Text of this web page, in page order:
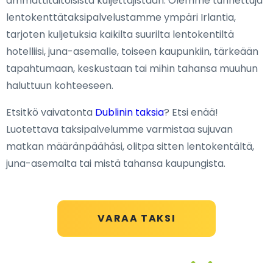
VARAA TAKSI
lentokenttätaksipalvelustamme ympäri Irlantia,
tarjoten kuljetuksia kaikilta suurilta lentokentiltä
hotelliisi, juna-asemalle, toiseen kaupunkiin, tärkeään
tapahtumaan, keskustaan tai mihin tahansa muuhun
haluttuun kohteeseen.
Etsitkö vaivatonta Dublinin taksia? Etsi enää!
Luotettava taksipalvelumme varmistaa sujuvan
matkan määränpäähäsi, olitpa sitten lentokentältä,
juna-asemalta tai mistä tahansa kaupungista.